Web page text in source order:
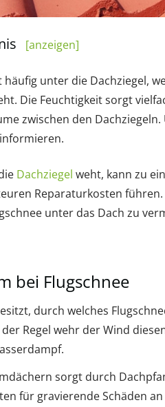
[anzeigen]
häufig unter die Dachziegel,
Die Feuchtigkeit sorgt
zwischen den
Dachziegel weht, kann zu
Reparaturkosten
unter das Dach zu
bei Flugschnee
durch welches
Regel wehr der Wind
sorgt durch
für gravierende Schäden